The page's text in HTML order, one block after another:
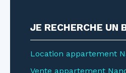
JE RECHERCHE UN
Location appartement
Vente appartement